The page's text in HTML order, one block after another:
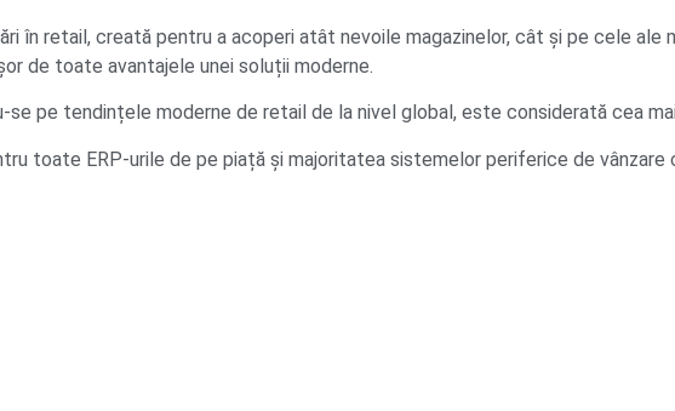
în retail, creată pentru a acoperi atât nevoile magazinelor, cât și pe cele
de toate avantajele unei soluții moderne.
pe tendințele moderne de retail de la nivel global, este considerată cea
toate ERP-urile de pe piață și majoritatea sistemelor periferice de